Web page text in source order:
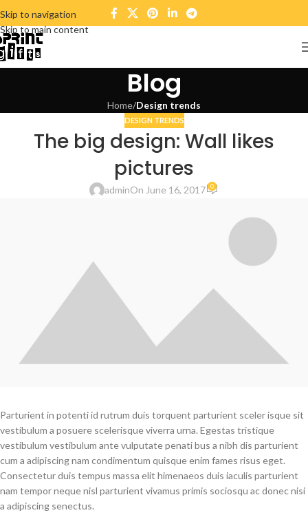
Skip to navigation
Skip to main content
Blog
Home/Design trends
DESIGN TRENDS
The big design: Wall likes
pictures
adminOn June 16, 2017 0
Parturient in potenti id rutrum duis torquent parturient sceler isque sit
vestibulum a posuere scelerisque viverra urna. Egestas tristique
vestibulum vestibulum ante vulputate penati bus a nibh dis parturient
cum a adipiscing nam condimentum quisque enim fames risus eget.
Consectetur duis tempus massa elit himenaeos duis iaculis parturient
nam tempor neque nisl parturient vivamus primis sociosqu ac donec nisi
a adipiscing senectus.